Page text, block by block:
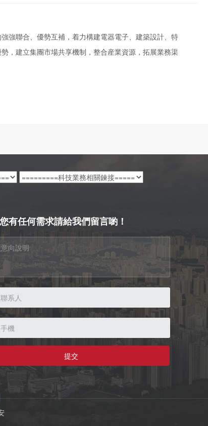
聯合、優勢互補，着力構建電器電子、建築設計、特
，建立集團市場共享機制，整合産業資源，拓展業務渠
有任何需求請給我們留言喲！
提交